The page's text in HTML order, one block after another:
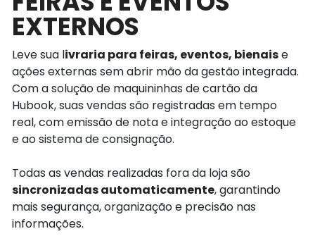
EXTERNOS
Leve sua livraria para feiras, eventos, bienaise
ações externas sem abrir mão da gestão integrada.
Com a solução de maquininhas de cartão da
Hubook, suas vendas são registradas em tempo
real, com emissão de nota e integração ao estoque
e ao sistema de consignação.
Todas as vendas realizadas fora da loja são
sincronizadas automaticamente, garantindo
mais segurança, organização e precisão nas
informações.